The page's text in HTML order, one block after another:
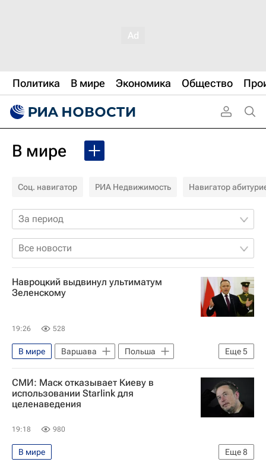
Политика В мире Экономика Общество
В мире
Соц. навигатор РИА Недвижимость Навигатор
За период
Все новости
Навроцкий выдвинул ультиматум
Зеленскому
19:26 528
Еще5
В мире Варшава
Польша
Украина
Владимир Зеленский
Кароль Навроцкий
Вооруженные силы Украины
СМИ: Маск отказывает Киеву в
использовании Starlink для
целенаведения
19:18 980
Еще8
В мире